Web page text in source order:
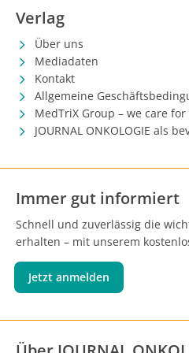
Verlag
Über uns
Mediadaten
Kontakt
Allgemeine
MedTriX Group – we care
JOURNAL ONKOLOGIE als
Immer gut informiert
Schnell und zuverlässig die
erhalten – mit unserem
Jetzt anmelden